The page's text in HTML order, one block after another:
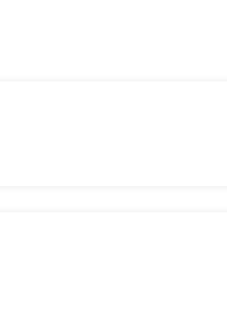
sans complications.
du marché.
des plateformes et des dApps.